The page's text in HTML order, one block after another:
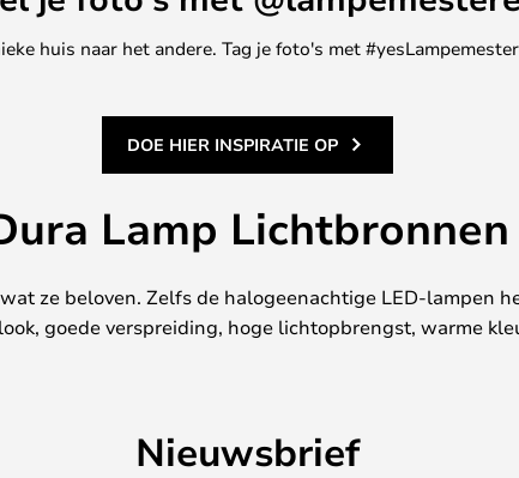
huis naar het andere. Tag je foto's met
DOE HIER INSPIRATIE OP
Lamp Lichtbronnen
ze beloven. Zelfs de halogeenachtige LED-lampen
goede verspreiding, hoge lichtopbrengst, warme
Nieuwsbrief